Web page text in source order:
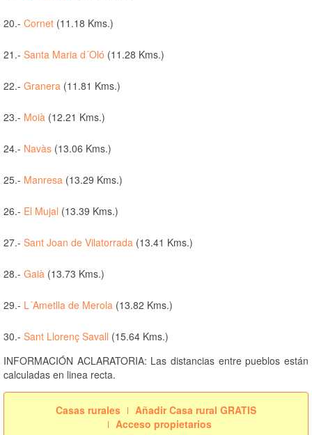
20.- Cornet (11.18 Kms.)
21.- Santa Maria d´Oló (11.28 Kms.)
22.- Granera (11.81 Kms.)
23.- Moià (12.21 Kms.)
24.- Navàs (13.06 Kms.)
25.- Manresa (13.29 Kms.)
26.- El Mujal (13.39 Kms.)
27.- Sant Joan de Vilatorrada (13.41 Kms.)
28.- Gaià (13.73 Kms.)
29.- L´Ametlla de Merola (13.82 Kms.)
30.- Sant Llorenç Savall (15.64 Kms.)
INFORMACIÓN ACLARATORIA: Las distancias entre pueblos están
calculadas en linea recta.
Casas rurales
Añadir Casa rural GRATIS
Acceso propietarios